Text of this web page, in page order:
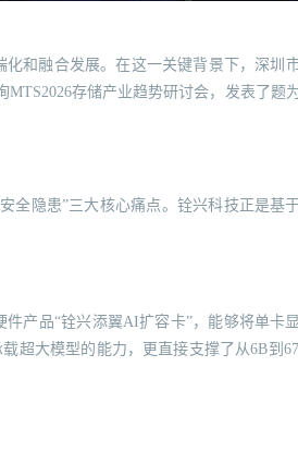
和融合发展。在这一关键背景下，深圳
MTS2026存储产业趋势研讨会，发表了题
全隐患”三大核心痛点。铨兴科技正是基
产品“铨兴添翼AI扩容卡”，能够将单卡
超大模型的能力，更直接支撑了从6B到